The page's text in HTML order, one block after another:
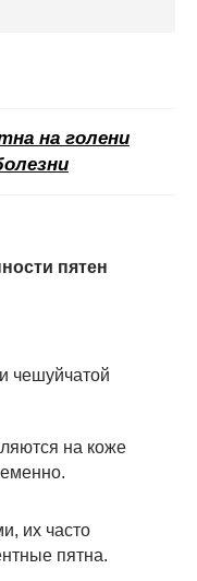
на голени
пятен
чешуйчатой
на коже
их часто
пятна.